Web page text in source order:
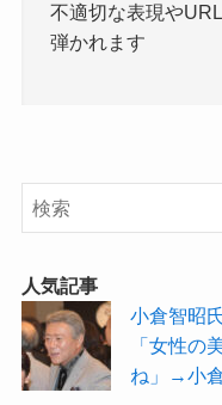
不適切な表現や
弾かれます
人気記事
小倉智昭
「女性の
ね」→小